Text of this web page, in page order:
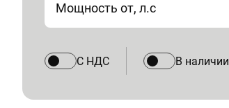
Мощность от, л.с
С НДС В наличии